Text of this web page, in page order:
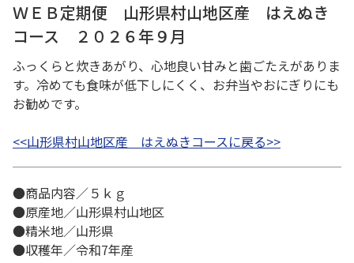
ＷＥＢ定期便 山形県村山地区産 はえぬき
コース ２０２６年９月
ふっくらと炊きあがり、心地良い甘みと歯ごたえがありま
す。冷めても食味が低下しにくく、お弁当やおにぎりにも
お勧めです。
<<山形県村山地区産 はえぬきコースに戻る>>
●商品内容／５ｋｇ
●原産地／山形県村山地区
●精米地／山形県
●収穫年／令和7年産